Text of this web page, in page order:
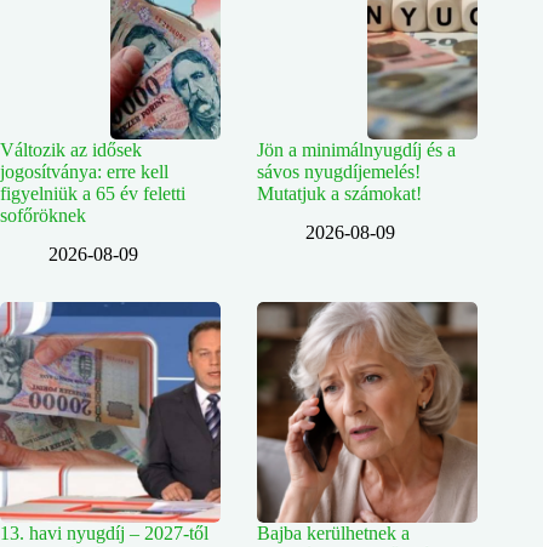
Változik az idősek
jogosítványa: erre kell
figyelniük a 65 év feletti
sofőröknek
2026-08-09
Jön a minimálnyugdíj és a
sávos nyugdíjemelés!
Mutatjuk a számokat!
2026-08-09
13. havi nyugdíj – 2027-től
Bajba kerülhetnek a